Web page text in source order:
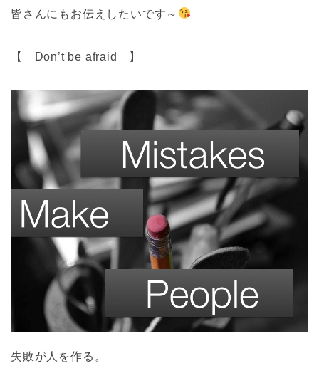
皆さんにもお伝えしたいです～
【 Don’t be afraid 】
失敗が人を作る。